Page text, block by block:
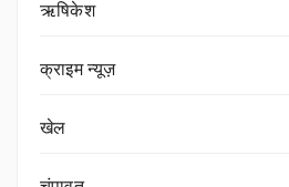
ऋषिकेश
क्राइम न्यूज़
खेल